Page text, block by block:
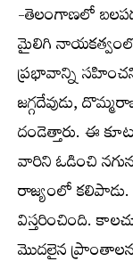
-తెలంగాణలో
మైలిగి
ప్రభావాన్ని
జగ్గదేవుడు,
దండెత్తారు. ఈ
వారిని ఓడించి
రాజ్యంలో
విస్తరించింది.
మొదలైన